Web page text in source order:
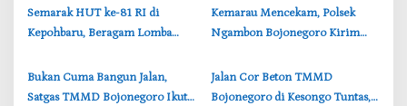
s
Anak
Semarak HUT ke-81 RI di
Kepohbaru, Beragam Lomba
‎Kemarau Mencekam, Polsek
Ngambon Bojonegoro Kirim
Bondol
‎Bukan Cuma Bangun Jalan,
Satgas TMMD Bojonegoro Ikut
‎Jalan Cor Beton TMMD
Bojonegoro di Kesongo Tuntas,